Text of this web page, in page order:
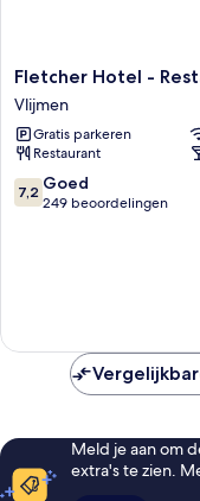
Fletcher
Hotel
-
Restaurant
Prinsen
Vlijmen
Fletcher Hotel -
Vlijmen
Gratis parkeren
Restaurant
7.2
van
7,2 Goed
249 beoordelingen
Meld je aan om
extra's te zien.